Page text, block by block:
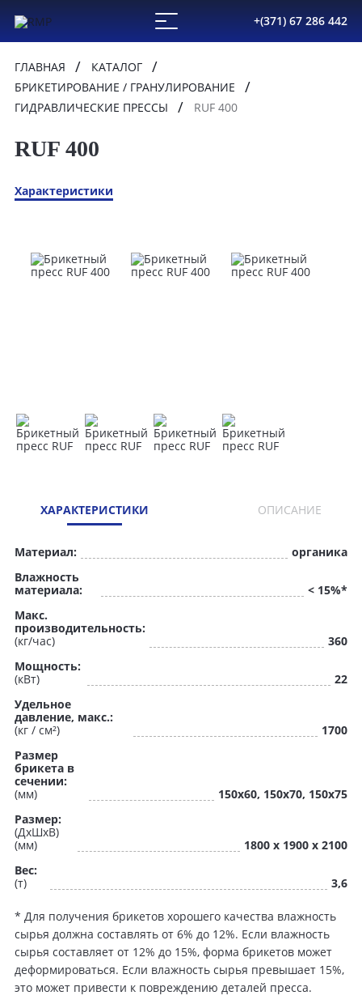
+(371) 67 286 442
ГЛАВНАЯ
КАТАЛОГ
БРИКЕТИРОВАНИЕ / ГРАНУЛИРОВАНИЕ
ГИДРАВЛИЧЕСКИЕ ПРЕССЫ
RUF 400
RUF 400
Характеристики
ХАРАКТЕРИСТИКИ ОПИСАНИЕ
Материал:
органика
Влажность
материала:
< 15%*
Макс.
производительность:
(кг/час)
360
Мощность:
(кВт)
22
Удельное
давление, макс.:
(кг / см²)
1700
Размер
брикета в
сечении:
(мм)
150x60, 150x70, 150x75
Размер:
(ДхШхВ)
(мм)
1800 х 1900 х 2100
Вес:
(т)
3,6
* Для получения брикетов хорошего качества влажность
сырья должна составлять от 6% до 12%. Если влажность
сырья составляет от 12% до 15%, форма брикетов может
деформироваться. Если влажность сырья превышает 15%,
это может привести к повреждению деталей пресса.